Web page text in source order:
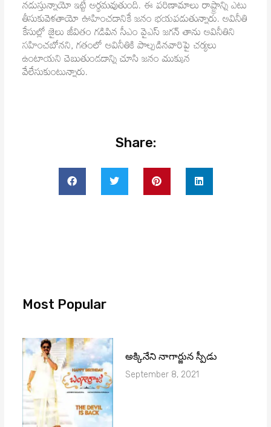
నడుస్తున్నాయో ఇట్టే అర్థమవుతుంది. ఈ పరిణామాలు రాష్ట్రాన్ని ఎటు
తీసుకువెళతాయో ఊహించడానికే జనం భయపడుతున్నారు. అవినీతి
కేసుల్లో జైలు జీవితం గడిపిన సీఎం వైఎస్ జగన్ తాను అవినీతిని
సహించబోనని, గతంలో అవినీతికి పాల్పడినవారిపై చర్యలు
ఉంటాయని చెబుతుండడాన్ని చూసి జనం ముక్కున
వేలేసుకుంటున్నారు.
Share:
Most Popular
అక్కినేని నాగార్జున స్పీడు
September 8, 2021